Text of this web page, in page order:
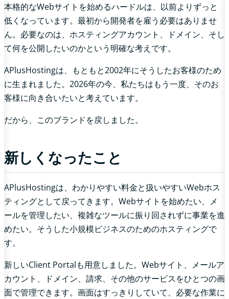
本格的なWebサイトを始めるハードルは、以前よりずっと
低くなっています。最初から開発者を雇う必要はありませ
ん。必要なのは、ホスティングアカウント、ドメイン、そし
て何を公開したいのかという明確な考えです。
APlusHostingは、もともと2002年にそうしたお客様のため
に生まれました。2026年の今、私たちはもう一度、そのお
客様に向き合いたいと考えています。
だから、このブランドを戻しました。
新しくなったこと
APlusHostingは、わかりやすい料金と扱いやすいWebホス
ティングとして戻ってきます。Webサイトを始めたい、メ
ールを管理したい、複雑なツールに振り回されずに事業を進
めたい。そうした小規模ビジネスのためのホスティングで
す。
新しいClient Portalも用意しました。Webサイト、メールア
カウント、ドメイン、請求、その他のサービスをひとつの画
面で管理できます。画面はすっきりしていて、必要な作業に